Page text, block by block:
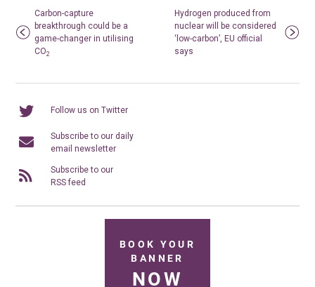
Carbon-capture
breakthrough could be a
game-changer in utilising
CO2
Hydrogen produced from
nuclear will be considered
‘low-carbon’, EU official
says
Follow us on Twitter
Subscribe to our daily
email newsletter
Subscribe to our
RSS feed
BOOK YOUR
BANNER
NOW